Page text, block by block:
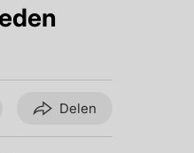
Delen